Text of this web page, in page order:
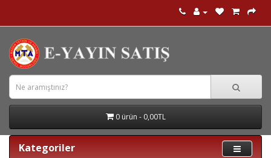
0 ürün - 0,00TL
Kategoriler